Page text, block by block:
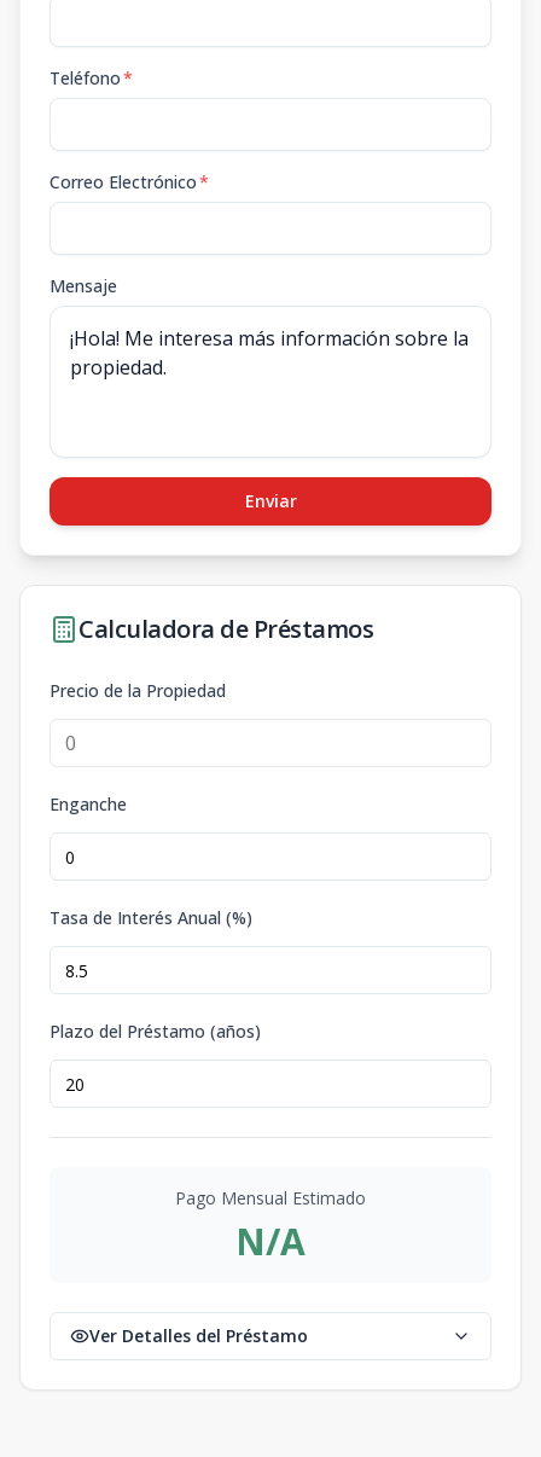
Teléfono*
Correo Electrónico*
Mensaje
Enviar
Calculadora de Préstamos
Precio de la Propiedad
Enganche
Tasa de Interés Anual (%)
Plazo del Préstamo (años)
Pago Mensual Estimado
N/A
Ver Detalles del Préstamo